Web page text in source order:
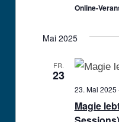
Online-
Mai 2025
FR.
23
Magie
23. Mai 2025